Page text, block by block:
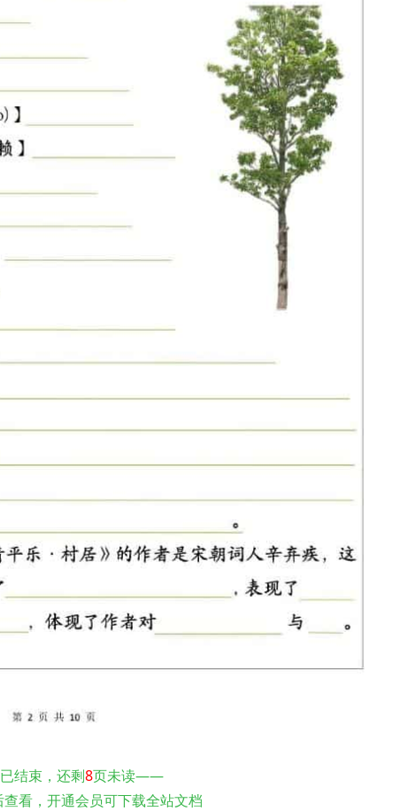
结束，还剩8页未读——
看，开通会员可下载全站文档